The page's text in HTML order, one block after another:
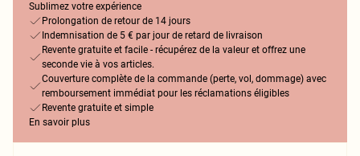
Sublimez votre expérience
Prolongation de retour de 14 jours
Indemnisation de 5 € par jour de retard de livraison
Revente gratuite et facile - récupérez de la valeur et offrez une
seconde vie à vos articles.
Couverture complète de la commande (perte, vol, dommage) avec
remboursement immédiat pour les réclamations éligibles
Revente gratuite et simple
En savoir plus